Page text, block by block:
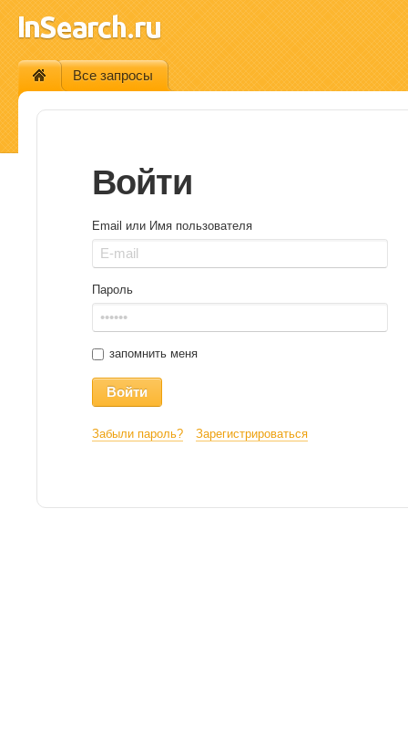
Все запросы
Войти
Email или Имя пользователя
Пароль
запомнить меня
Войти
Забыли пароль? Зарегистрироваться